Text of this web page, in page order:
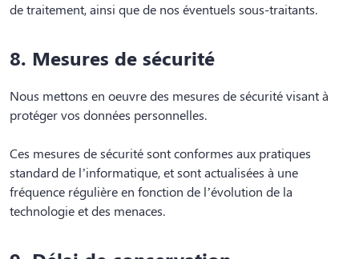
de traitement, ainsi que de nos éventuels sous-traitants.
8. Mesures de sécurité
Nous mettons en oeuvre des mesures de sécurité visant à
protéger vos données personnelles.
Ces mesures de sécurité sont conformes aux pratiques
standard de l’informatique, et sont actualisées à une
fréquence régulière en fonction de l’évolution de la
technologie et des menaces.